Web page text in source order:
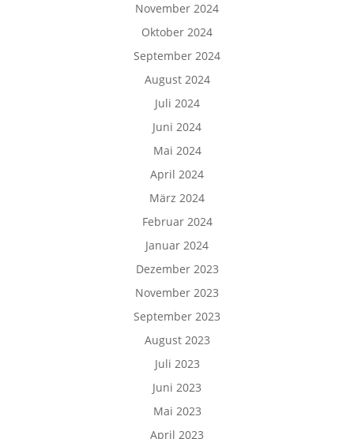
November 2024
Oktober 2024
September 2024
August 2024
Juli 2024
Juni 2024
Mai 2024
April 2024
März 2024
Februar 2024
Januar 2024
Dezember 2023
November 2023
September 2023
August 2023
Juli 2023
Juni 2023
Mai 2023
April 2023